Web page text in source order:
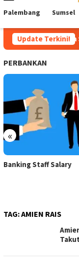
Mobile
Palembang Sumsel
Update Terkini!
Kapolda Sumsel
PERBANKAN
«
Banking Staff Salary
TAG:AMIEN RAIS
Takut